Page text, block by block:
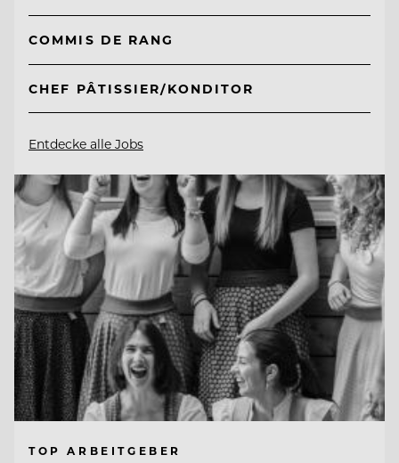
COMMIS DE RANG
CHEF PÂTISSIER/KONDITOR
Entdecke alle Jobs
TOP ARBEITGEBER